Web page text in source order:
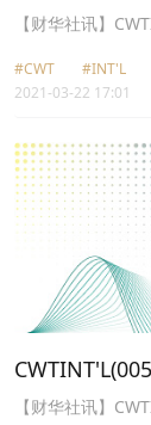
【财华社讯】
比去年于截至
持续经营业务之除
#CWT #INT'L
2021-03-22 17:01
定重整
【财华社讯】